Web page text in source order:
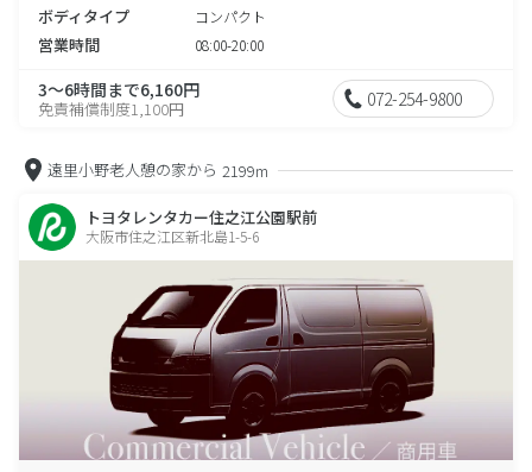
ボディタイプ コンパクト
営業時間 08:00-20:00
3～6時間まで6,160円
免責補償制度1,100円 072-254-9800
遠里小野老人憩の家から 2199m
トヨタレンタカー住之江公園駅前
大阪市住之江区新北島1-5-6